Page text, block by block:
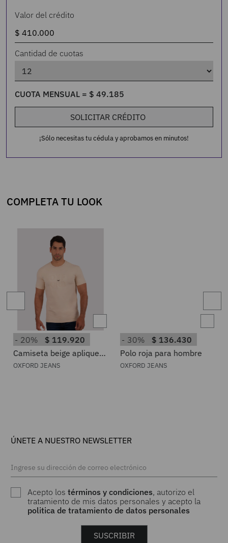
Valor del crédito
Cantidad de cuotas
CUOTA MENSUAL = $ 49.185
SOLICITAR CRÉDITO
¡Sólo necesitas tu cédula y aprobamos en minutos!
COMPLETA TU LOOK
20% $ 119.920
Camiseta beige aplique
frontal para hombre
OXFORD JEANS
30% $ 136.430
Polo roja para hombre
OXFORD JEANS
ÚNETE A NUESTRO NEWSLETTER
Acepto lostérminos y condiciones, autorizo el
tratamiento de mis datos personales y acepto la
politica de tratamiento de datos personales
SUSCRIBIR